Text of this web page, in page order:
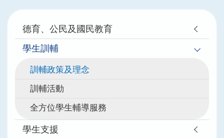
Main
navigation
德育、公民及國民教育
學生訓輔
訓輔政策及理念
訓輔活動
全方位學生輔導服務
學生支援